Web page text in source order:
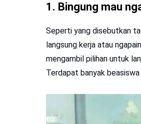
1. Bingung mau
Seperti yang disebutkan
langsung kerja atau
mengambil pilihan untuk
Terdapat banyak